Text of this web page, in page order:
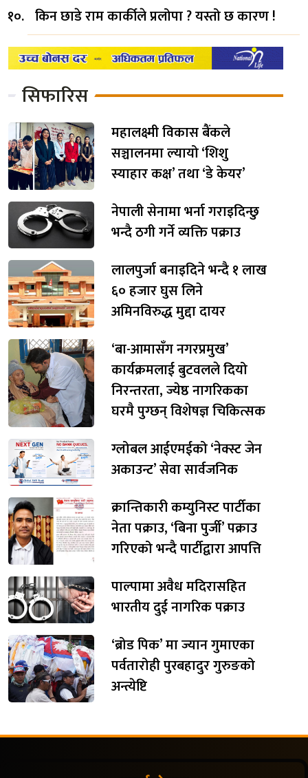
किन छाडे राम कार्कीले प्रलोपा ? यस्तो छ कारण !
सिफारिस
महालक्ष्मी विकास बैंकले
सञ्चालनमा ल्यायो ‘शिशु
स्याहार कक्ष’ तथा ‘डे केयर’
नेपाली सेनामा भर्ना गराइदिन्छु
भन्दै ठगी गर्ने व्यक्ति पक्राउ
लालपुर्जा बनाइदिने भन्दै १ लाख
६० हजार घुस लिने
अमिनविरुद्ध मुद्दा दायर
‘बा-आमासँग नगरप्रमुख’
कार्यक्रमलाई बुटवलले दियो
निरन्तरता, ज्येष्ठ नागरिकका
घरमै पुग्छन् विशेषज्ञ चिकित्सक
ग्लोबल आईएमईको ‘नेक्स्ट जेन
अकाउन्ट’ सेवा सार्वजनिक
क्रान्तिकारी कम्युनिस्ट पार्टीका
नेता पक्राउ, ‘बिना पुर्जी’ पक्राउ
गरिएको भन्दै पार्टीद्वारा आपत्ति
पाल्पामा अवैध मदिरासहित
भारतीय दुई नागरिक पक्राउ
‘ब्रोड पिक’ मा ज्यान गुमाएका
पर्वतारोही पुरबहादुर गुरुङको
अन्त्येष्टि